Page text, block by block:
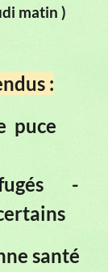
matin )
:
puce
-
santé